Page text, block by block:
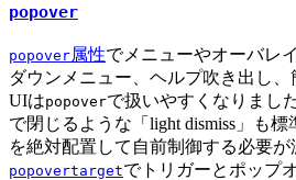
popover
popover属性でメニューやオーバレ
ダウンメニュー、ヘルプ吹き出し
UIはpopoverで扱いやすくなりました
で閉じるような「light dismiss」も
を絶対配置して自前制御する必要が
popovertargetでトリガーとポップ